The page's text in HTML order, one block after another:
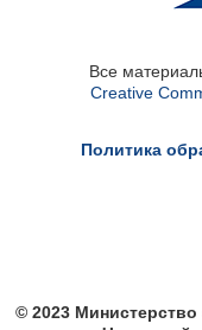
Все
Creative
Политика
© 2023 Министерство